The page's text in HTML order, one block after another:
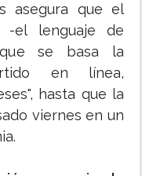
asegura que el
el lenguaje de
se basa la
en línea,
hasta que la
viernes en un